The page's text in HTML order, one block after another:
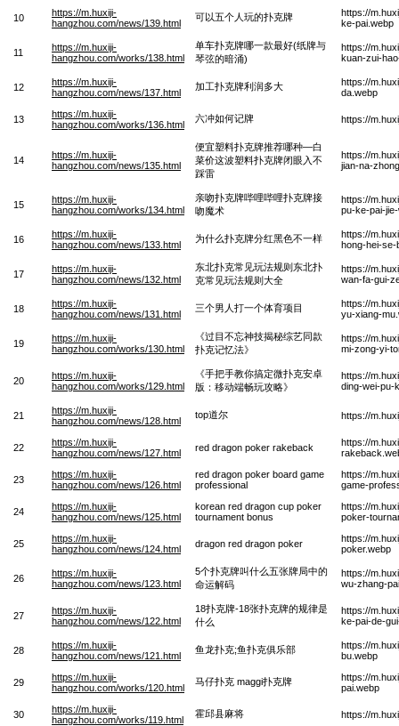
10
https://m.huxiji-
hangzhou.com/news/139.html
可以五个人玩的扑克牌
https://
ke-pai.webp
11
https://m.huxiji-
hangzhou.com/works/138.html
单车扑克牌哪一款最好(纸牌与
琴弦的暗涌)
https://
kuan-zui-
12
https://m.huxiji-
hangzhou.com/news/137.html
加工扑克牌利润多大
https://
da.webp
13
https://m.huxiji-
hangzhou.com/works/136.html
六冲如何记牌 https://
14
https://m.huxiji-
hangzhou.com/news/135.html
便宜塑料扑克牌推荐哪种—白
菜价这波塑料扑克牌闭眼入不
踩雷
https://
jian-na-
15
https://m.huxiji-
hangzhou.com/works/134.html
亲吻扑克牌哔哩哔哩扑克牌接
吻魔术
https://
pu-ke-pai-
16
https://m.huxiji-
hangzhou.com/news/133.html
为什么扑克牌分红黑色不一样
https://
hong-hei-se-
17
https://m.huxiji-
hangzhou.com/news/132.html
东北扑克常见玩法规则东北扑
克常见玩法规则大全
https://
wan-fa-gui-
18
https://m.huxiji-
hangzhou.com/news/131.html
三个男人打一个体育项目
https://
yu-xiang-
19
https://m.huxiji-
hangzhou.com/works/130.html
《过目不忘神技揭秘综艺同款
扑克记忆法》
https://
mi-zong-yi-
20
https://m.huxiji-
hangzhou.com/works/129.html
《手把手教你搞定微扑克安卓
版：移动端畅玩攻略》
https://
ding-wei-pu-
21
https://m.huxiji-
hangzhou.com/news/128.html
top道尔 https://
22
https://m.huxiji-
hangzhou.com/news/127.html
red dragon poker rakeback
https://
23
https://m.huxiji-
hangzhou.com/news/126.html
red dragon poker board game
professional
https://
game-
24
https://m.huxiji-
hangzhou.com/news/125.html
korean red dragon cup poker
tournament bonus
https://
poker-
25
https://m.huxiji-
hangzhou.com/news/124.html
dragon red dragon poker
https://
poker.webp
26
https://m.huxiji-
hangzhou.com/news/123.html
5个扑克牌叫什么五张牌局中的
命运解码
https://
wu-zhang-
27
https://m.huxiji-
hangzhou.com/news/122.html
18扑克牌-18张扑克牌的规律是
什么
https://
ke-pai-de-
28
https://m.huxiji-
hangzhou.com/news/121.html
鱼龙扑克;鱼扑克俱乐部
https://
bu.webp
29
https://m.huxiji-
hangzhou.com/works/120.html
马仔扑克 maggi扑克牌
https://
pai.webp
30
https://m.huxiji-
hangzhou.com/works/119.html
霍邱县麻将 https://